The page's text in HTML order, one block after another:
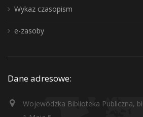
Wykaz czasopism
e-zasoby
Dane adresowe:
Wojewódzka Biblioteka Publiczna,